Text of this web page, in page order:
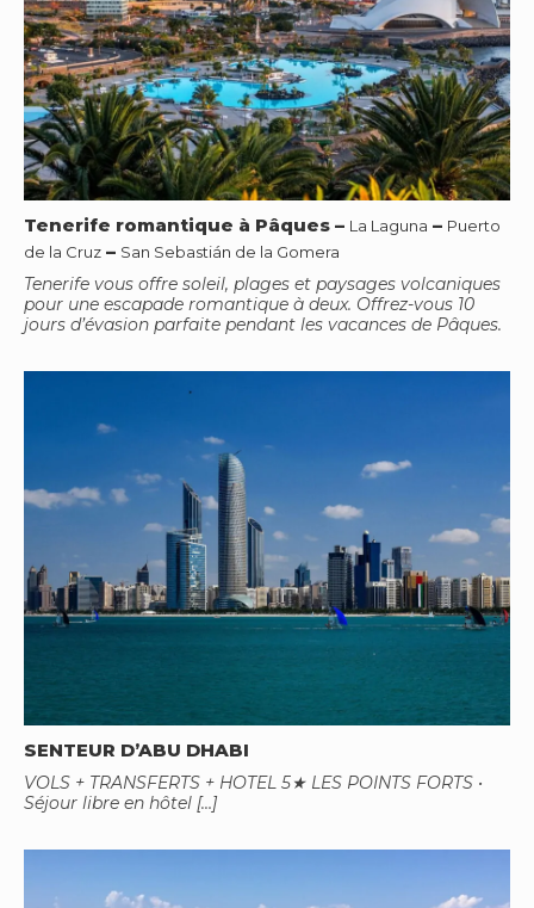
Tenerife romantique à Pâques – La Laguna – Puerto
de la Cruz – San Sebastián de la Gomera
Tenerife vous offre soleil, plages et paysages volcaniques
pour une escapade romantique à deux. Offrez-vous 10
jours d’évasion parfaite pendant les vacances de Pâques.
SENTEUR D’ABU DHABI
VOLS + TRANSFERTS + HOTEL 5★ LES POINTS FORTS •
Séjour libre en hôtel […]